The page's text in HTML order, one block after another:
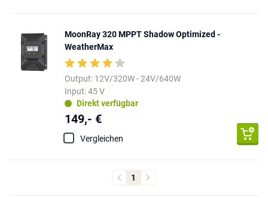
MoonRay 320 MPPT Shadow Optimized -
WeatherMax
Output: 12V/320W - 24V/640W
Input: 45 V
Direkt verfügbar
149,- €
Vergleichen
1